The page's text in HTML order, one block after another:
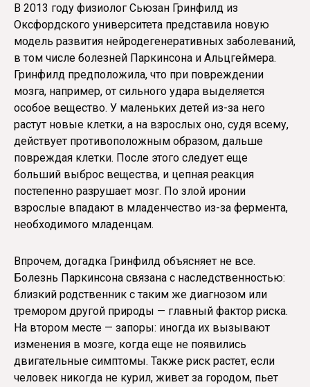
В 2013 году физиолог Сьюзан Гринфилд из
Оксфордского университета представила новую
модель развития нейродегенеративных заболеваний,
в том числе болезней Паркинсона и Альцгеймера.
Гринфилд предположила, что при повреждении
мозга, например, от сильного удара выделяется
особое вещество. У маленьких детей из-за него
растут новые клетки, а на взрослых оно, судя всему,
действует противоположным образом, дальше
повреждая клетки. После этого следует еще
больший выброс вещества, и цепная реакция
постепенно разрушает мозг. По злой иронии
взрослые впадают в младенчество из-за фермента,
необходимого младенцам.
Впрочем, догадка Гринфилд объясняет не все.
Болезнь Паркинсона связана с наследственностью:
близкий родственник с таким же диагнозом или
тремором другой природы — главный фактор риска.
На втором месте — запоры: иногда их вызывают
изменения в мозге, когда еще не появились
двигательные симптомы. Также риск растет, если
человек никогда не курил, живет за городом, пьет